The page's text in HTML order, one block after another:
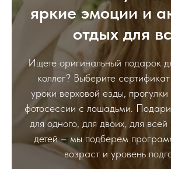
яркие эмоции и
отдых для
Ищете оригинальный подарок
коллег? Выберите
уроки верховой езды,
фотосессии с лошадьми.
для одного, для двоих, для
детей – мы подберем
возраст и уровень